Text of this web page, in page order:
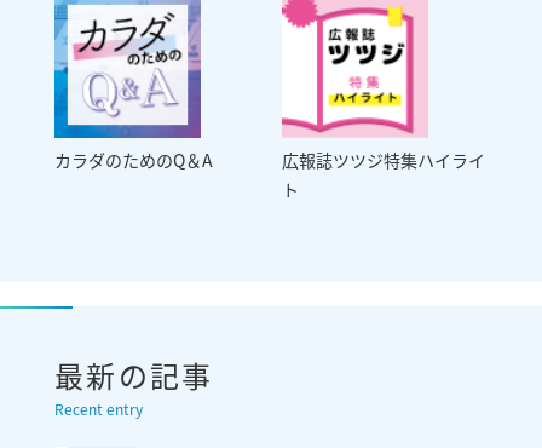
カラダのためのQ＆A
広報誌ツツジ特集ハイライ
ト
最新の記事
Recent entry